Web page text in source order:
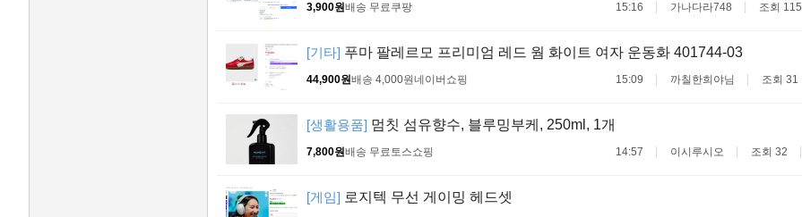
3,900원배송 무료쿠팡 15:16 가나다라748 조회 115
[기타] 푸마 팔레르모 프리미엄 레드 웜 화이트 여자 운동화 401744-03
44,900원배송 4,000원네이버쇼핑 15:09 까칠한희야님 조회 31
[생활용품] 멈칫 섬유향수, 블루밍부케, 250ml, 1개
7,800원배송 무료토스쇼핑 14:57 이시루시오 조회 32
[게임] 로지텍 무선 게이밍 헤드셋